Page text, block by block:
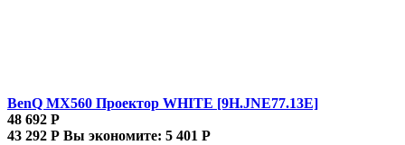
BenQ MX560 Проектор WHITE [9H.JNE77.13E]
48 692 Р
43 292 Р Вы экономите: 5 401 Р